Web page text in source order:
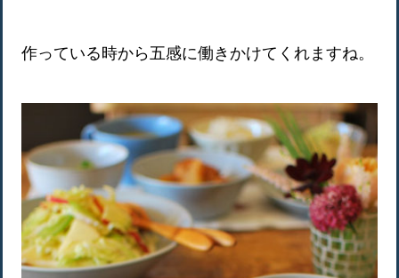
作っている時から五感に働きかけてくれますね。